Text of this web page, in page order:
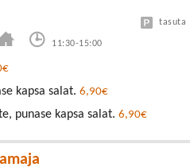
11:30-15:00
tasuta
kapsa salat. 6,90€
punase kapsa salat. 6,90€